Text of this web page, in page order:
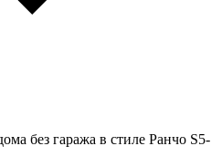
без гаража в стиле Ранчо S5-